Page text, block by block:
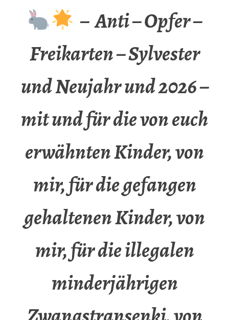
– Anti – Opfer –
Freikarten – Sylvester
und Neujahr und 2026 –
mit und für die von euch
erwähnten Kinder, von
mir, für die gefangen
gehaltenen Kinder, von
mir, für die illegalen
minderjährigen